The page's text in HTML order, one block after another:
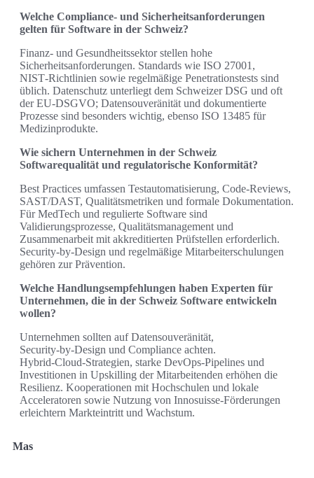
Welche Compliance‑ und Sicherheitsanforderungen
gelten für Software in der Schweiz?
Finanz‑ und Gesundheitssektor stellen hohe
Sicherheitsanforderungen. Standards wie ISO 27001,
NIST‑Richtlinien sowie regelmäßige Penetrationstests sind
üblich. Datenschutz unterliegt dem Schweizer DSG und oft
der EU‑DSGVO; Datensouveränität und dokumentierte
Prozesse sind besonders wichtig, ebenso ISO 13485 für
Medizinprodukte.
Wie sichern Unternehmen in der Schweiz
Softwarequalität und regulatorische Konformität?
Best Practices umfassen Testautomatisierung, Code‑Reviews,
SAST/DAST, Qualitätsmetriken und formale Dokumentation.
Für MedTech und regulierte Software sind
Validierungsprozesse, Qualitätsmanagement und
Zusammenarbeit mit akkreditierten Prüfstellen erforderlich.
Security‑by‑Design und regelmäßige Mitarbeiterschulungen
gehören zur Prävention.
Welche Handlungsempfehlungen haben Experten für
Unternehmen, die in der Schweiz Software entwickeln
wollen?
Unternehmen sollten auf Datensouveränität,
Security‑by‑Design und Compliance achten.
Hybrid‑Cloud‑Strategien, starke DevOps‑Pipelines und
Investitionen in Upskilling der Mitarbeitenden erhöhen die
Resilienz. Kooperationen mit Hochschulen und lokale
Acceleratoren sowie Nutzung von Innosuisse‑Förderungen
erleichtern Markteintritt und Wachstum.
Mas